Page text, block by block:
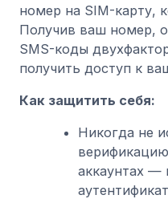
номер на SIM-карту,
Получив ваш номер,
SMS-коды
получить доступ к
Как защитить себя:
Никогда не
аккаунтах —